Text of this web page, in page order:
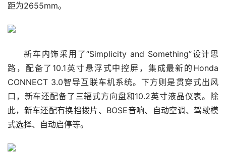
距为2655mm。
新车内饰采用了“Simplicity and Something”设计思
路，配备了10.1英寸悬浮式中控屏，集成最新的Honda
CONNECT 3.0智导互联车机系统。下方则是贯穿式出风
口，新车还配备了三辐式方向盘和10.2英寸液晶仪表。除
此，新车还配有换挡拨片、BOSE音响、自动空调、驾驶模
式选择、自动启停等。